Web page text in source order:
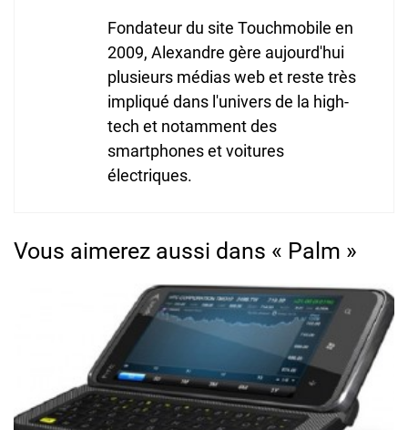
Fondateur du site Touchmobile en
2009, Alexandre gère aujourd'hui
plusieurs médias web et reste très
impliqué dans l'univers de la high-
tech et notamment des
smartphones et voitures
électriques.
Vous aimerez aussi dans « Palm »